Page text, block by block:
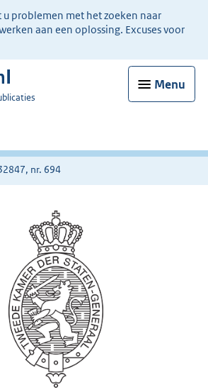
problemen met het zoeken naar
aan een oplossing. Excuses voor
Menu
nr. 694